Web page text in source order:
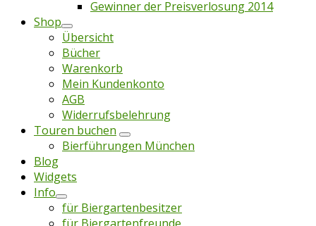
Gewinner der Preisverlosung 2014
Shop
Übersicht
Bücher
Warenkorb
Mein Kundenkonto
AGB
Widerrufsbelehrung
Touren buchen
Bierführungen München
Blog
Widgets
Info
für Biergartenbesitzer